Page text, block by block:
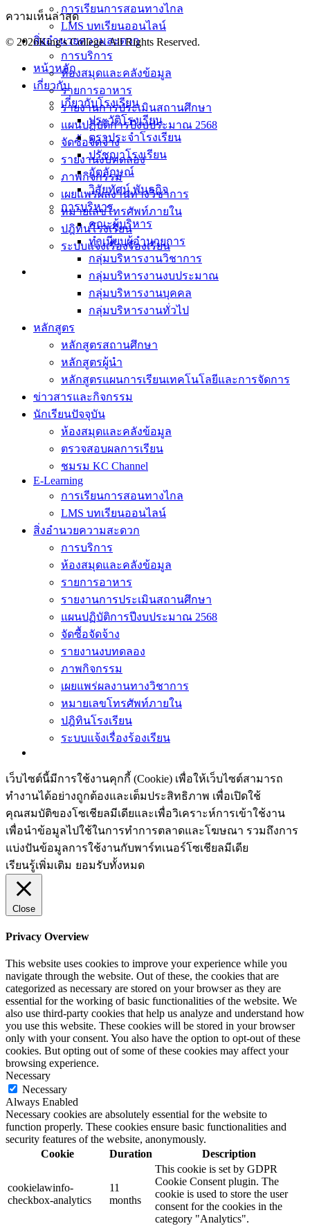
การเรียนการสอนทางไกล
LMS บทเรียนออนไลน์
สิ่งอำนวยความสะดวก
การบริการ
ห้องสมุดและคลังข้อมูล
รายการอาหาร
รายงานการประเมินสถานศึกษา
แผนปฏิบัติการปีงบประมาณ 2568
จัดซื้อจัดจ้าง
รายงานงบทดลอง
ภาพกิจกรรม
เผยแพร่ผลงานทางวิชาการ
หมายเลขโทรศัพท์ภายใน
ปฎิทินโรงเรียน
ระบบแจ้งเรื่องร้องเรียน
ความเห็นล่าสุด
© 2026King's College. All Rights Reserved.
หน้าหลัก
เกี่ยวกับ
เกี่ยวกับโรงเรียน
ประวัติโรงเรียน
ตราประจำโรงเรียน
ปรัชญาโรงเรียน
อัตลักษณ์
วิสัยทัศน์ พันธกิจ
การบริหาร
คณะผู้บริหาร
ทำเนียบผู้อำนวยการ
กลุ่มบริหารงานวิชาการ
กลุ่มบริหารงานงบประมาณ
กลุ่มบริหารงานบุคคล
กลุ่มบริหารงานทั่วไป
หลักสูตร
หลักสูตรสถานศึกษา
หลักสูตรผู้นำ
หลักสูตรแผนการเรียนเทคโนโลยีและการจัดการ
ข่าวสารและกิจกรรม
นักเรียนปัจจุบัน
ห้องสมุดและคลังข้อมูล
ตรวจสอบผลการเรียน
ชมรม KC Channel
E-Learning
การเรียนการสอนทางไกล
LMS บทเรียนออนไลน์
สิ่งอำนวยความสะดวก
การบริการ
ห้องสมุดและคลังข้อมูล
รายการอาหาร
รายงานการประเมินสถานศึกษา
แผนปฏิบัติการปีงบประมาณ 2568
จัดซื้อจัดจ้าง
รายงานงบทดลอง
ภาพกิจกรรม
เผยแพร่ผลงานทางวิชาการ
หมายเลขโทรศัพท์ภายใน
ปฎิทินโรงเรียน
ระบบแจ้งเรื่องร้องเรียน
เว็บไซต์นี้มีการใช้งานคุกกี้ (Cookie) เพื่อให้เว็บไซต์สามารถ
ทำงานได้อย่างถูกต้องและเต็มประสิทธิภาพ​ เพื่อเปิดใช้
คุณสมบัติของโซเชียล​มีเดียและเพื่อวิเคราะห์การเข้าใช้งาน
เพื่อนำข้อมูลไปใช้ในการทำการตลาดและโฆษณา​ รวมถึงการ
แบ่งปันข้อมูลการใช้งานกับพาร์ทเนอร์​โซเชียล​มีเดีย
เรียนรู้เพิ่มเติม ยอมรับทั้งหมด
Close
Privacy Overview
This website uses cookies to improve your experience while you
navigate through the website. Out of these, the cookies that are
categorized as necessary are stored on your browser as they are
essential for the working of basic functionalities of the website. We
also use third-party cookies that help us analyze and understand how
you use this website. These cookies will be stored in your browser
only with your consent. You also have the option to opt-out of these
cookies. But opting out of some of these cookies may affect your
browsing experience.
Necessary
Necessary
Always Enabled
Necessary cookies are absolutely essential for the website to
function properly. These cookies ensure basic functionalities and
security features of the website, anonymously.
Cookie
Duration Description
cookielawinfo-
checkbox-analytics
11
months
This cookie is set by GDPR
Cookie Consent plugin. The
cookie is used to store the user
consent for the cookies in the
category "Analytics".